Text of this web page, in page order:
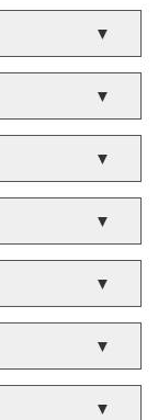
▼
▼
▼
▼
▼
▼
▼